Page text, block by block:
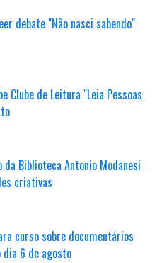
debate "Não nasci sabendo"
Clube de Leitura "Leia Pessoas
Biblioteca Antonio Modanesi
criativas
curso sobre documentários
dia 6 de agosto